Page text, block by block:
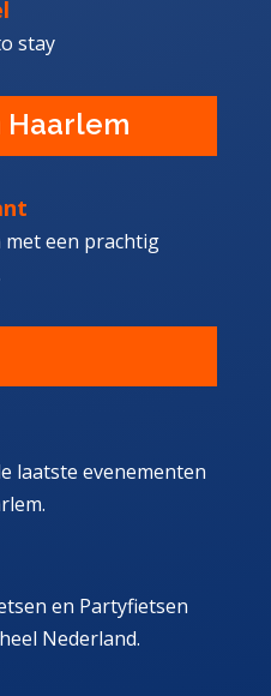
stay
Haarlem
een prachtig
laatste evenementen
en Partyfietsen
Nederland.